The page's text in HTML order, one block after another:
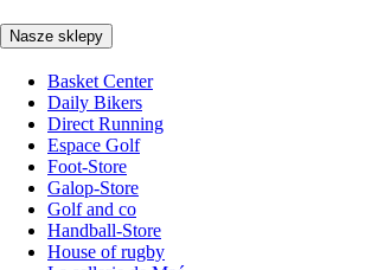
Nasze sklepy
Basket Center
Daily Bikers
Direct Running
Espace Golf
Foot-Store
Galop-Store
Golf and co
Handball-Store
House of rugby